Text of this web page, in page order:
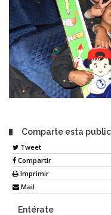
Comparte esta
Tweet
Compartir
Imprimir
Mail
Entérate